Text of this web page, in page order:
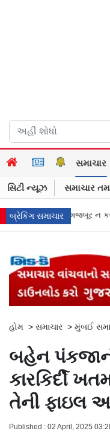
સમાચાર
સિટી ન્યૂઝ સમાચાર
બ્રેકિંગ સમાચાર
જાહેરખબરોથી લોકોને
હોમ > સમાચાર > મુંબઈ
બહેન
કારકિર્દી
તેની ફાઇલ
Published : 02 April, 2025